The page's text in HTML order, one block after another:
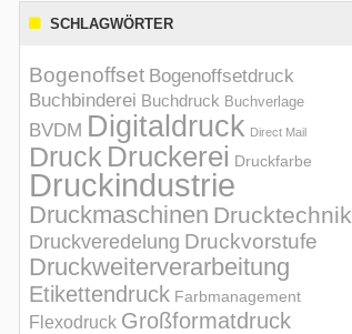
SCHLAGWÖRTER
Bogenoffset Bogenoffsetdruck
Buchbinderei Buchdruck Buchverlage
BVDM Digitaldruck Direct Mail
Druck Druckerei Druckfarbe
Druckindustrie
Druckmaschinen Drucktechnik
Druckveredelung Druckvorstufe
Druckweiterverarbeitung
Etikettendruck Farbmanagement
Flexodruck Großformatdruck